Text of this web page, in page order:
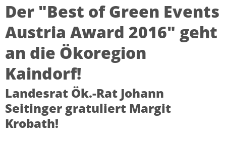
Der "Best of Green Events
Austria Award 2016" geht
an die Ökoregion
Kaindorf!
Landesrat Ök.-Rat Johann
Seitinger gratuliert Margit
Krobath!